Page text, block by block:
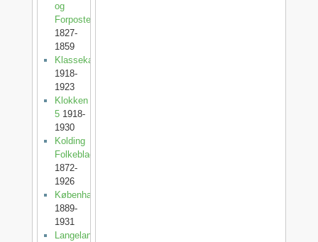
og
Forposten
1827-
1859
Klassekampen
1918-
1923
Klokken
51918-
1930
Kolding
Folkeblad
1872-
1926
København
1889-
1931
Langelands